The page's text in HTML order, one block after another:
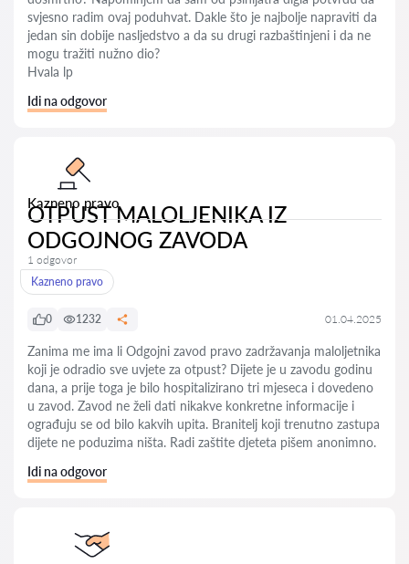
svjesno radim ovaj poduhvat. Dakle što je najbolje napraviti da
jedan sin dobije nasljedstvo a da su drugi razbaštinjeni i da ne
mogu tražiti nužno dio?
Hvala lp
Idi na odgovor
Kazneno pravo
OTPUST MALOLJENIKA IZ
ODGOJNOG ZAVODA
1 odgovor
Kazneno pravo
0 1232 01.04.2025
Zanima me ima li Odgojni zavod pravo zadržavanja maloljetnika
koji je odradio sve uvjete za otpust? Dijete je u zavodu godinu
dana, a prije toga je bilo hospitalizirano tri mjeseca i dovedeno
u zavod. Zavod ne želi dati nikakve konkretne informacije i
ograđuju se od bilo kakvih upita. Branitelj koji trenutno zastupa
dijete ne poduzima ništa. Radi zaštite djeteta pišem anonimno.
Idi na odgovor